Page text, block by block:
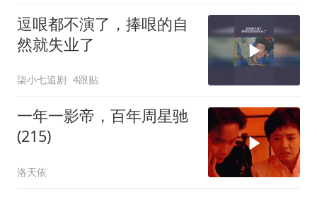
逗哏都不演了，捧哏的自
然就失业了
柒小七追剧 4跟贴
一年一影帝，百年周星驰
(215)
洛天依